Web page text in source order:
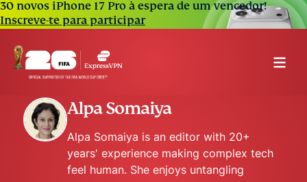
30 novos iPhone 17 Pro à espera de um vencedor!
Inscreve-te para participar
Alpa Somaiya
Alpa Somaiya is an editor with 20+
years' experience making complex tech
feel human. She enjoys untangling